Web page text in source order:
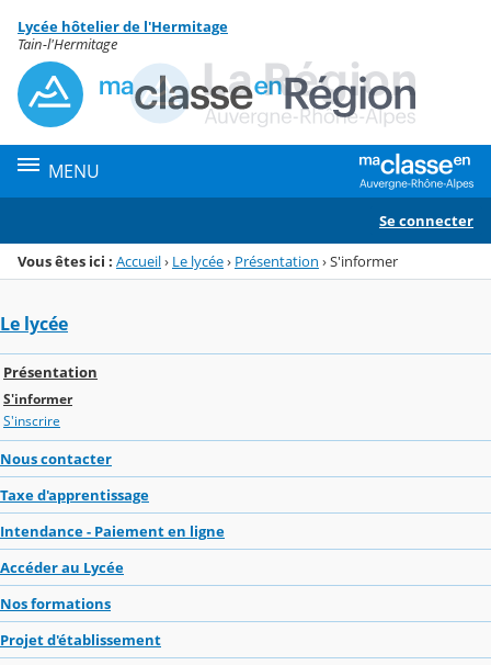
Menu de la rubrique
Contenu
Lycée hôtelier de l'Hermitage
Tain-l'Hermitage
MENU
Se connecter
Vous êtes ici : Accueil› Le lycée› Présentation ›S'informer
Le lycée
Présentation
S'informer
S'inscrire
Nous contacter
Taxe d'apprentissage
Intendance - Paiement en ligne
Accéder au Lycée
Nos formations
Projet d'établissement